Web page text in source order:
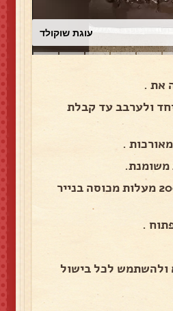
עוגת שוקולד
את .
ולערבב עד קבלת
.
משומנת.
כ - 20 דקות 200 מעלות מכוסה בנייר
ולהשתמש לכל בישול